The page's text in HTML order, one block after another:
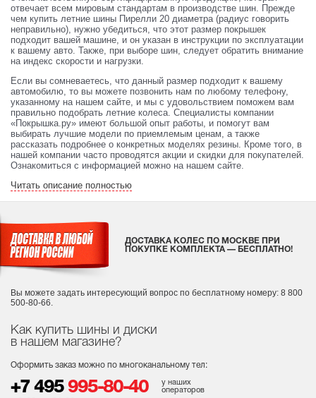
отвечает всем мировым стандартам в производстве шин. Прежде
чем купить летние шины Пирелли 20 диаметра (радиус говорить
неправильно), нужно убедиться, что этот размер покрышек
подходит вашей машине, и он указан в инструкции по эксплуатации
к вашему авто. Также, при выборе шин, следует обратить внимание
на индекс скорости и нагрузки.
Если вы сомневаетесь, что данный размер подходит к вашему
автомобилю, то вы можете позвонить нам по любому телефону,
указанному на нашем сайте, и мы с удовольствием поможем вам
правильно подобрать летние колеса. Специалисты компании
«Покрышка.ру» имеют большой опыт работы, и помогут вам
выбирать лучшие модели по приемлемым ценам, а также
рассказать подробнее о конкретных моделях резины. Кроме того, в
нашей компании часто проводятся акции и скидки для покупателей.
Ознакомиться с информацией можно на нашем сайте.
Читать описание полностью
Как купить шины и диски
в нашем магазине?
Оформить заказ можно по многоканальному тел:
+7 495 995-80-40
у наших
операторов
ДОСТАВКА КОЛЕС ПО МОСКВЕ ПРИ
ПОКУПКЕ КОМПЛЕКТА — БЕСПЛАТНО!
Вы можете задать интересующий вопрос по бесплатному номеру: 8 800
500-80-66.